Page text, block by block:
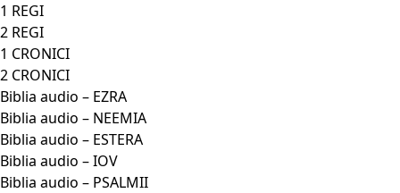
1 REGI
2 REGI
1 CRONICI
2 CRONICI
Biblia audio – EZRA
Biblia audio – NEEMIA
Biblia audio – ESTERA
Biblia audio – IOV
Biblia audio – PSALMII